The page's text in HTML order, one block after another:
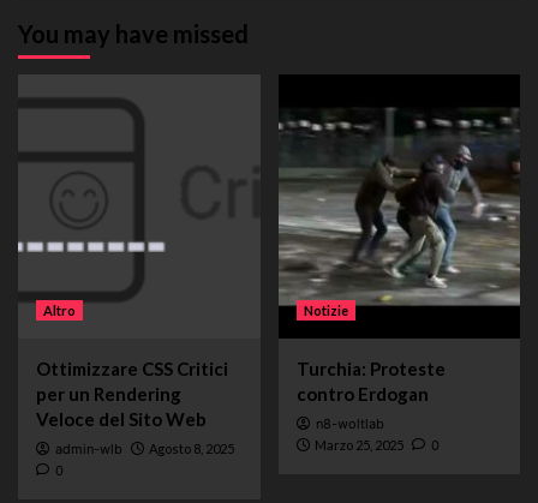
You may have missed
Altro
Ottimizzare CSS Critici
per un Rendering
Veloce del Sito Web
admin-wlb Agosto 8, 2025
0
Notizie
Turchia: Proteste
contro Erdogan
n8-woltlab
Marzo 25, 2025 0